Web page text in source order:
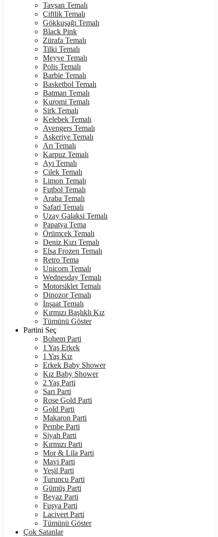
Tavşan Temalı
Çiftlik Temalı
Gökkuşağı Temalı
Black Pink
Zürafa Temalı
Tilki Temalı
Meyve Temalı
Polis Temalı
Barbie Temalı
Basketbol Temalı
Batman Temalı
Kuromi Temalı
Sirk Temalı
Kelebek Temalı
Avengers Temalı
Askeriye Temalı
Arı Temalı
Karpuz Temalı
Ayı Temalı
Çilek Temalı
Limon Temalı
Futbol Temalı
Araba Temalı
Safari Temalı
Uzay Galaksi Temalı
Papatya Tema
Örümcek Temalı
Deniz Kızı Temalı
Elsa Frozen Temalı
Retro Tema
Unicorn Temalı
Wednesday Temalı
Motorsiklet Temalı
Dinozor Temalı
İnşaat Temalı
Kırmızı Başlıklı Kız
Tümünü Göster
Partini Seç
Bohem Parti
1 Yaş Erkek
1 Yaş Kız
Erkek Baby Shower
Kız Baby Shower
2 Yaş Parti
Sarı Parti
Rose Gold Parti
Gold Parti
Makaron Parti
Pembe Parti
Siyah Parti
Kırmızı Parti
Mor & Lila Parti
Mavi Parti
Yeşil Parti
Turuncu Parti
Gümüş Parti
Beyaz Parti
Fuşya Parti
Lacivert Parti
Tümünü Göster
Çok Satanlar